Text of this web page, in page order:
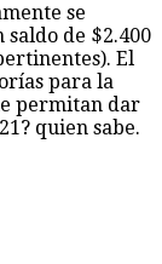
se
de $2.400
El
para la
permitan dar
quien sabe.